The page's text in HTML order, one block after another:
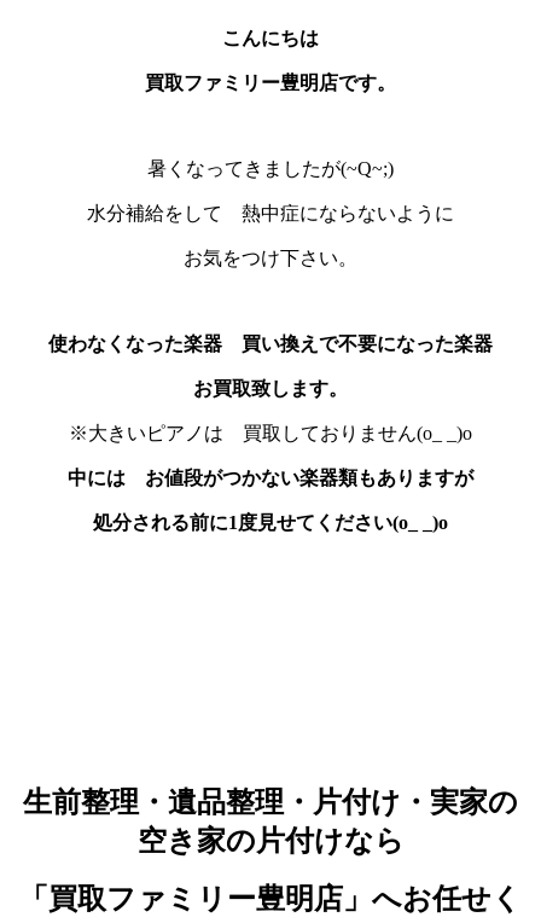
こんにちは
買取ファミリー豊明店です。
暑くなってきましたが(~Q~;)
水分補給をして 熱中症にならないように
お気をつけ下さい。
使わなくなった楽器 買い換えで不要になった楽器
お買取致します。
※大きいピアノは 買取しておりません(o_ _)o
中には お値段がつかない楽器類もありますが
処分される前に1度見せてください(o_ _)o
生前整理・遺品整理・片付け・実家の
空き家の片付けなら
「買取ファミリー豊明店」へお任せく